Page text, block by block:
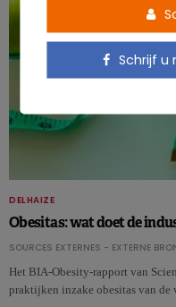
DELHAIZE
Obesitas: wat doet de
SOURCES EXTERNES - EXTERNE
Het BIA-Obesity-rapport van
praktijken inzake obesitas van
Schrijf u